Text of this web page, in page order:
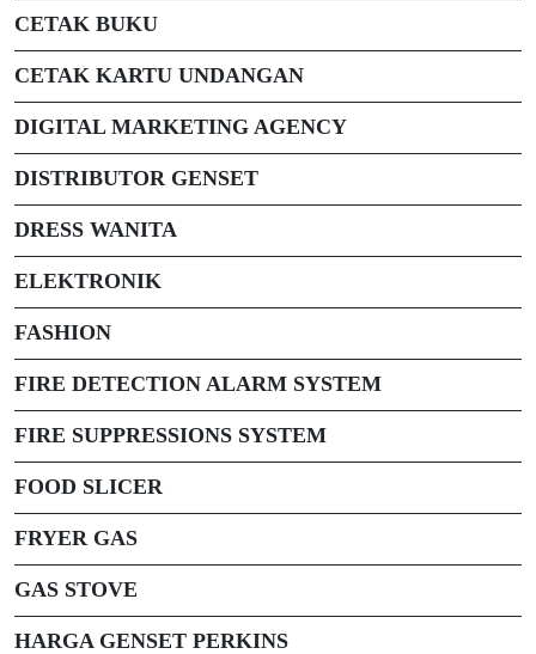
CETAK BUKU
CETAK KARTU UNDANGAN
DIGITAL MARKETING AGENCY
DISTRIBUTOR GENSET
DRESS WANITA
ELEKTRONIK
FASHION
FIRE DETECTION ALARM SYSTEM
FIRE SUPPRESSIONS SYSTEM
FOOD SLICER
FRYER GAS
GAS STOVE
HARGA GENSET PERKINS